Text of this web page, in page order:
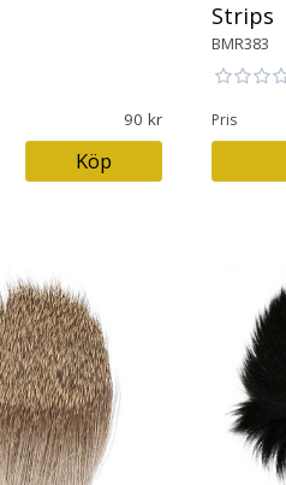
90
Köp
Strips
BMR383
Pris